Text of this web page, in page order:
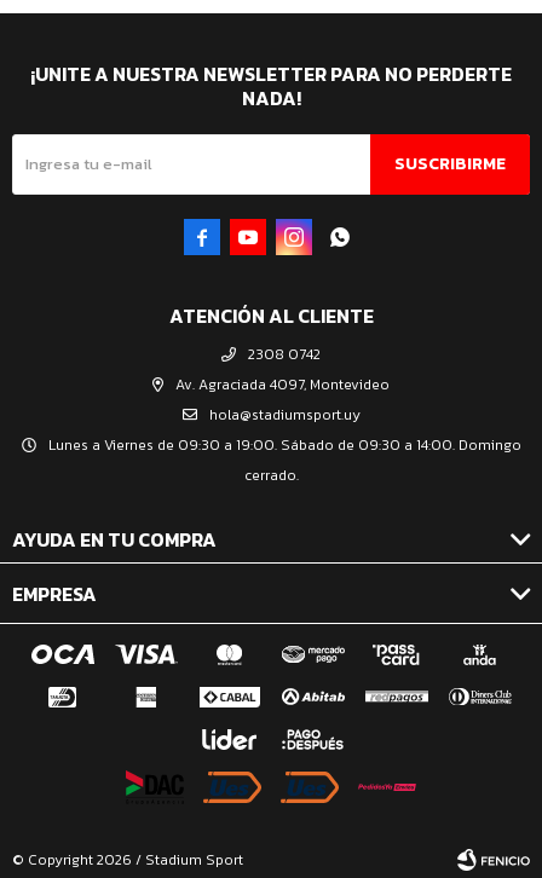
ATENCIÓN AL CLIENTE
2308 0742
Av. Agraciada 4097, Montevideo
hola@stadiumsport.uy
Lunes a Viernes de 09:30 a 19:00. Sábado de 09:30 a 14:00. Domingo
cerrado.
AYUDA EN TU COMPRA
EMPRESA
¡UNITE A NUESTRA NEWSLETTER PARA NO PERDERTE
NADA!
SUSCRIBIRME
   
© Copyright 2026 / Stadium Sport